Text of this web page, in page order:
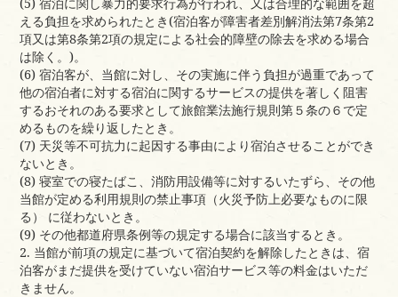
える負担を求められたとき(宿泊客が障害者差別解消法第7条第2
項又は第8条第2項の規定による社会的障壁の除去を求める場合
は除く。)。
(6) 宿泊客が、当館に対し、その実施に伴う負担が過重であって
他の宿泊者に対する宿泊に関するサービスの提供を著しく阻害
するおそれのある要求として旅館業法施行規則第５条の６で定
めるものを繰り返したとき。
(7) 天災等不可抗力に起因する事由により宿泊させることができ
ないとき。
(8) 寝室での寝たばこ、消防用設備等に対するいたずら、その他
当館が定める利用規則の禁止事項（火災予防上必要なものに限
る） に従わないとき。
(9) その他都道府県条例等の規定する場合に該当するとき。
2. 当館が前項の規定に基づいて宿泊契約を解除したときは、宿
泊客がまだ提供を受けていない宿泊サービス等の料金はいただ
きません。